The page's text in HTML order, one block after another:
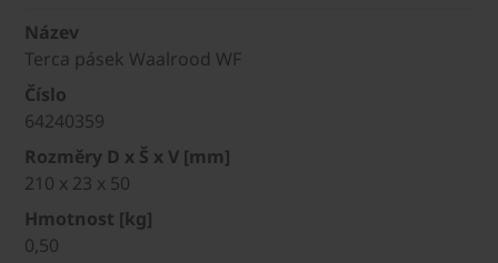
Název
Terca pásek Waalrood WF
Číslo
64240359
Rozměry D x Š x V [mm]
210 x 23 x 50
Hmotnost [kg]
0,50